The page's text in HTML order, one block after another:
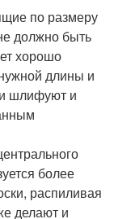
по размеру
должно быть
хорошо
длины и
шлифуют и
более
распиливая
делают и